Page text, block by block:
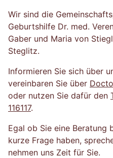
Wir sind die
Geburtshilfe Dr. med.
Gaber und Maria von
Steglitz.
Informieren Sie sich über
vereinbaren Sie über
oder nutzen Sie dafür den
116117.
Egal ob Sie eine Beratung
kurze Frage haben,
nehmen uns Zeit für Sie.